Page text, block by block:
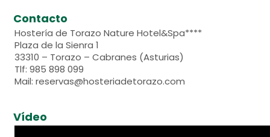
Contacto
Hostería de Torazo Nature Hotel&Spa****
Plaza de la Sienra 1
33310 – Torazo – Cabranes (Asturias)
Tlf: 985 898 099
Mail: reservas@hosteriadetorazo.com
Vídeo